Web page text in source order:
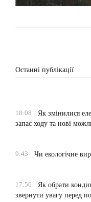
Останні публікації
18:08
Як змінилися
запас ходу та нові
9:43
Чи екологічне
17:56
Як обрати
звернути увагу перед